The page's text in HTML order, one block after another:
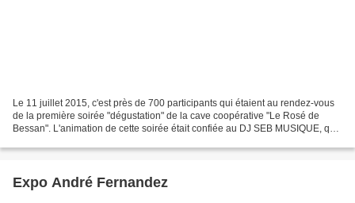
Le 11 juillet 2015, c'est près de 700 participants qui étaient au rendez-vous
de la première soirée "dégustation" de la cave coopérative "Le Rosé de
Bessan". L'animation de cette soirée était confiée au DJ SEB MUSIQUE, qui
Expo André Fernandez